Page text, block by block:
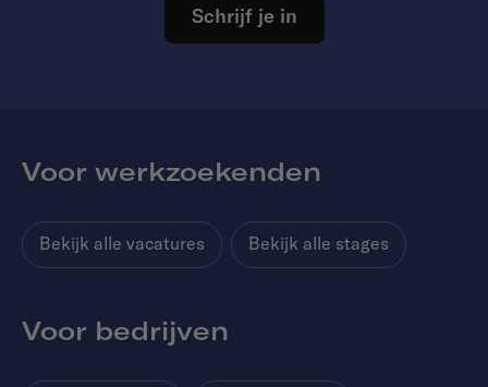
Schrijf je in
Voor werkzoekenden
Bekijk alle vacatures Bekijk alle stages
Voor bedrijven